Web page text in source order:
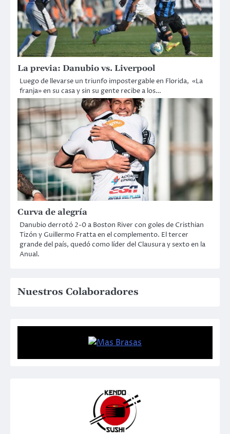
La previa: Danubio vs. Liverpool
Luego de llevarse un triunfo impostergable en Florida, «La
franja» en su casa y sin su gente recibe a los…
Curva de alegría
Danubio derrotó 2-0 a Boston River con goles de Cristhian
Tizón y Guillermo Fratta en el complemento. El tercer
grande del país, quedó como líder del Clausura y sexto en la
Anual.
Nuestros Colaboradores